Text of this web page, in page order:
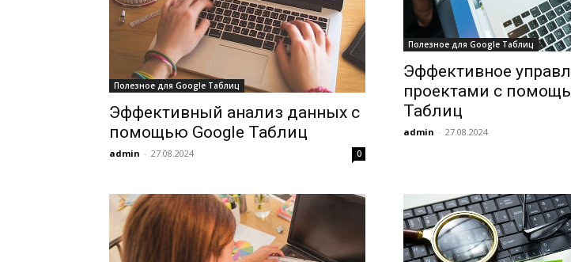
Полезное для Google Таблиц
Эффективный анализ данных с
помощью Google Таблиц
admin - 27.08.2024 0
Полезное для Google Таблиц
Эффективное
проектами с
Таблиц
admin - 27.08.2024